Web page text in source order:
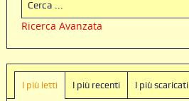
Ricerca Avanzata
I più letti I più recenti I più scaricati